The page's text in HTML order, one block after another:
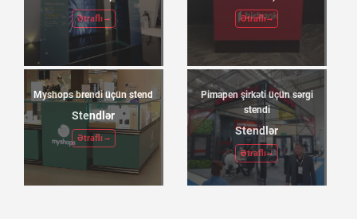
Ətraflı Ətraflı
Myshops brendi üçün stend
Stendlər
Ətraflı
Pimapen şirkəti üçün sərgi
stendi
Stendlər
Ətraflı